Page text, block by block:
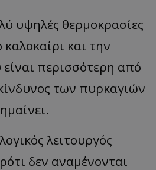
υψηλές θερμοκρασίες
και την
περισσότερη από
των πυρκαγιών
λειτουργός
δεν αναμένονται